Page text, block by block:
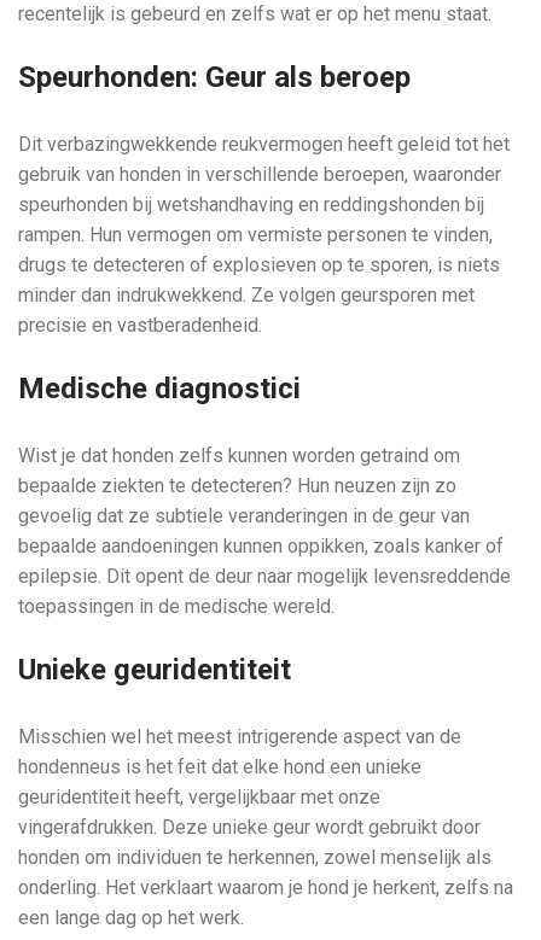
recentelijk is gebeurd en zelfs wat er op het menu staat.
Speurhonden: Geur als beroep
Dit verbazingwekkende reukvermogen heeft geleid tot het
gebruik van honden in verschillende beroepen, waaronder
speurhonden bij wetshandhaving en reddingshonden bij
rampen. Hun vermogen om vermiste personen te vinden,
drugs te detecteren of explosieven op te sporen, is niets
minder dan indrukwekkend. Ze volgen geursporen met
precisie en vastberadenheid.
Medische diagnostici
Wist je dat honden zelfs kunnen worden getraind om
bepaalde ziekten te detecteren? Hun neuzen zijn zo
gevoelig dat ze subtiele veranderingen in de geur van
bepaalde aandoeningen kunnen oppikken, zoals kanker of
epilepsie. Dit opent de deur naar mogelijk levensreddende
toepassingen in de medische wereld.
Unieke geuridentiteit
Misschien wel het meest intrigerende aspect van de
hondenneus is het feit dat elke hond een unieke
geuridentiteit heeft, vergelijkbaar met onze
vingerafdrukken. Deze unieke geur wordt gebruikt door
honden om individuen te herkennen, zowel menselijk als
onderling. Het verklaart waarom je hond je herkent, zelfs na
een lange dag op het werk.